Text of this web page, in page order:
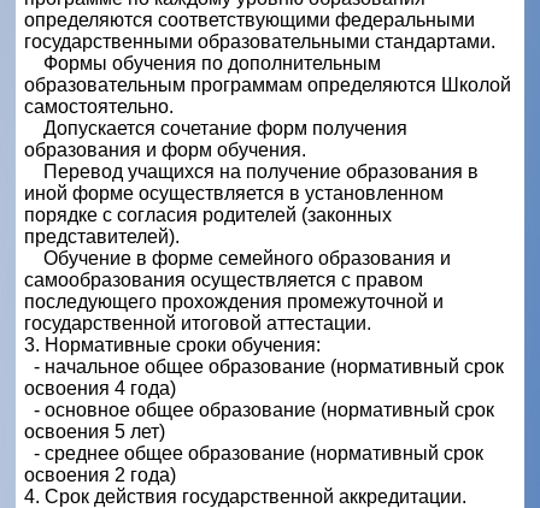
определяются соответствующими федеральными
государственными образовательными стандартами.
Формы обучения по дополнительным
образовательным программам определяются Школой
самостоятельно.
Допускается сочетание форм получения
образования и форм обучения.
Перевод учащихся на получение образования в
иной форме осуществляется в установленном
порядке с согласия родителей (законных
представителей).
Обучение в форме семейного образования и
самообразования осуществляется с правом
последующего прохождения промежуточной и
государственной итоговой аттестации.
3. Нормативные сроки обучения:
- начальное общее образование (нормативный срок
освоения 4 года)
- основное общее образование (нормативный срок
освоения 5 лет)
- среднее общее образование (нормативный срок
освоения 2 года)
4. Срок действия государственной аккредитации.